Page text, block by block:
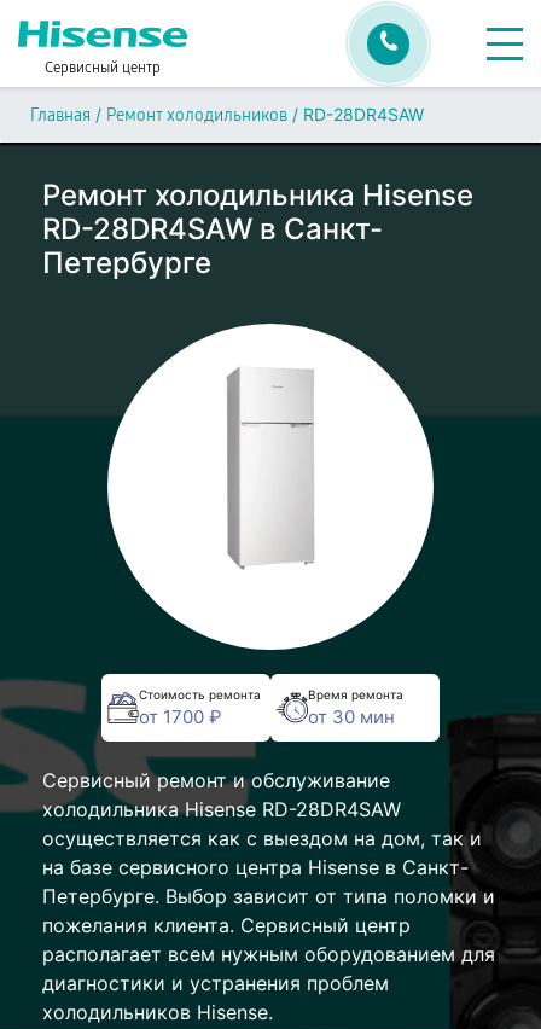
Сервисный центр
Главная / Ремонт холодильников / RD-28DR4SAW
Ремонт холодильника Hisense
RD-28DR4SAW в Санкт-
Петербурге
Стоимость ремонта
от 1700 ₽
Время ремонта
от 30 мин
Сервисный ремонт и обслуживание
холодильника Hisense RD-28DR4SAW
осуществляется как с выездом на дом, так и
на базе сервисного центра Hisense в Санкт-
Петербурге. Выбор зависит от типа поломки и
пожелания клиента. Сервисный центр
располагает всем нужным оборудованием для
диагностики и устранения проблем
холодильников Hisense.